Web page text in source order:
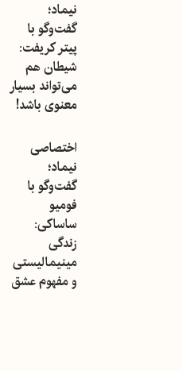
نیماد؛
گفت‌وگو با
پیتر کریفت:
شیطان هم
می‌تواند بسیار
معنوی باشد!
اختصاصی
نیماد؛
گفت‌وگو با
فومیو
ساساکی:
زندگی
مینیمالیستی
و مفهوم عشق